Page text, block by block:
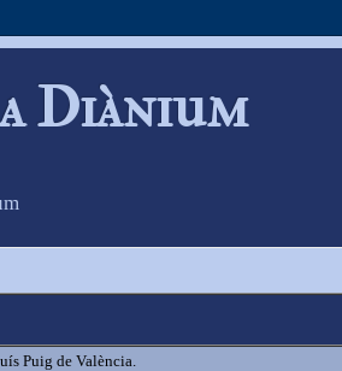
Diànium
Puig de València.